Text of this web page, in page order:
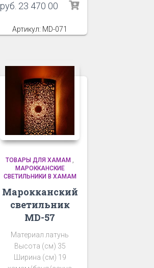
руб. 23 470 00
Артикул: MD-071
ТОВАРЫ ДЛЯ ХАМАМ ,
МАРОККАНСКИЕ
СВЕТИЛЬНИКИ В ХАМАМ
Марокканский
светильник
MD-57
Материал латунь
Высота (см) 35
Ширина (см) 19